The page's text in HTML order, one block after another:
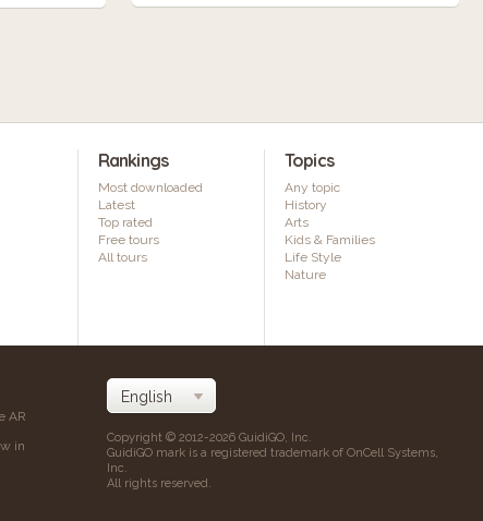
Rankings
Most downloaded
Latest
Top rated
Free tours
All tours
Topics
Any topic
History
Arts
Kids & Families
Life Style
Nature
AR
in
Copyright © 2012-2026 GuidiGO, Inc.
GuidiGO mark is a registered trademark of OnCell Systems,
Inc.
All rights reserved.